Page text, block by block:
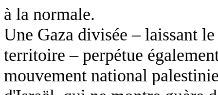
à la normale.
Une Gaza divisée – laissant
territoire – perpétue
mouvement national